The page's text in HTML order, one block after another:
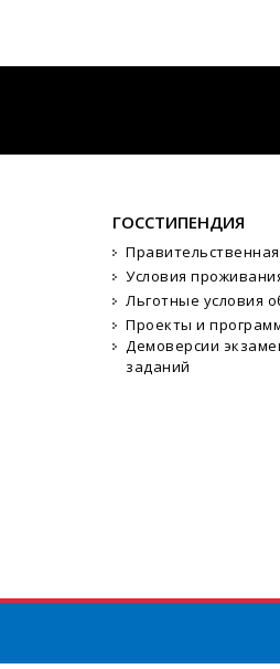
ГОССТИПЕНДИЯ
Условия
Льготные условия
Проекты и
Демоверсии
заданий